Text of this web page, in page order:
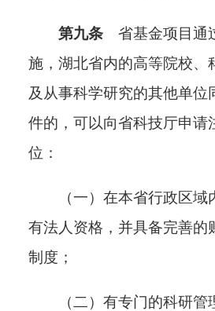
第九条
省基金项目通
施，湖北省内的高等院校、
及从事科学研究的其他单位
件的，可以向省科技厅申请
位 ：
（一）在本省行政区
有法人资格，并具备完善的
制度；
（二）有专门的科研